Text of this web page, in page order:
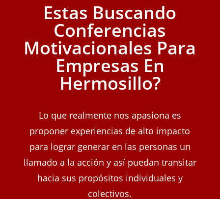
Estas Buscando
Conferencias
Motivacionales Para
Empresas En
Hermosillo?
Lo que realmente nos apasiona es
proponer experiencias de alto impacto
para lograr generar en las personas un
llamado a la acción y así puedan transitar
hacia sus propósitos individuales y
colectivos.